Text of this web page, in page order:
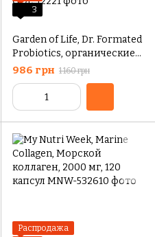
3
Garden of Life, Dr. Formated
Probiotics, органические
жевательные таблетки
для детей, вкусная
органическая клубника и
банан, 30 вкусных
жевательных таблеток
986 грн 1 160 грн
Распродажа